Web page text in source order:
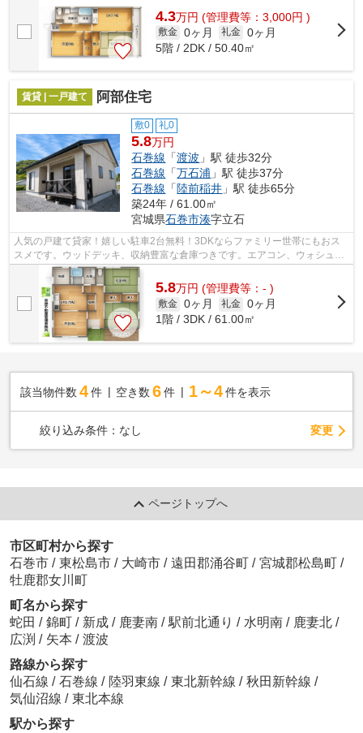
4.3万円 (管理費等：3,000円 )
敷金 0ヶ月 礼金 0ヶ月
5階 / 2DK / 50.40㎡
賃貸 | 一戸建て 阿部住宅
敷0 礼0
5.8万円
石巻線 「渡波 」駅 徒歩32分
石巻線 「万石浦 」駅 徒歩37分
石巻線 「陸前稲井 」駅 徒歩65分
築24年 / 61.00㎡
宮城県石巻市湊字立石
人気の戸建て貸家！嬉しい駐車2台無料！3DKならファミリー世帯にもおス
スメです。ウッドデッキ、収納豊富な倉庫つきです。エアコン、ウォシュレ
ットもついています。
5.8万円 (管理費等：- )
敷金 0ヶ月 礼金 0ヶ月
1階 / 3DK / 61.00㎡
該当物件数 4件 空き数 6 件 1～4 件を表示
絞り込み条件： なし 変更
ページトップへ
市区町村から探す
石巻市 / 東松島市 / 大崎市 / 遠田郡涌谷町 / 宮城郡松島町 /
牡鹿郡女川町
町名から探す
蛇田 / 錦町 / 新成 / 鹿妻南 / 駅前北通り / 水明南 / 鹿妻北 /
広渕 / 矢本 / 渡波
路線から探す
仙石線 / 石巻線 / 陸羽東線 / 東北新幹線 / 秋田新幹線 /
気仙沼線 / 東北本線
駅から探す